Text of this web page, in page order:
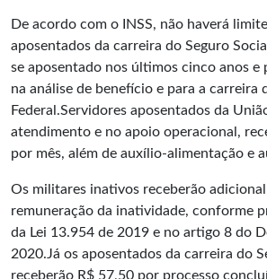
De acordo com o INSS, não haverá
aposentados da carreira do Seguro
se aposentado nos últimos cinco anos e
na análise de benefício e para a carreira
Federal.Servidores aposentados da
atendimento e no apoio operacional,
por mês, além de auxílio-alimentação e
Os militares inativos receberão
remuneração da inatividade, conforme
da Lei 13.954 de 2019 e no artigo 8 do
2020.Já os aposentados da carreira do
receberão R$ 57,50 por processo